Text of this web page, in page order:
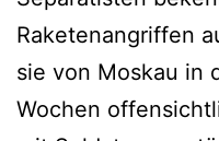
Raketenangriffen
sie von Moskau in
Wochen